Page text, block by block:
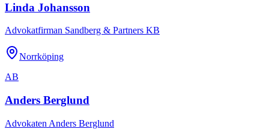
Linda Johansson
Advokatfirman Sandberg & Partners KB
Norrköping
AB
Anders Berglund
Advokaten Anders Berglund